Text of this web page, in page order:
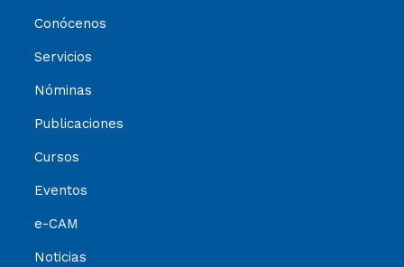
Conócenos
Servicios
Nóminas
Publicaciones
Cursos
Eventos
e-CAM
Noticias